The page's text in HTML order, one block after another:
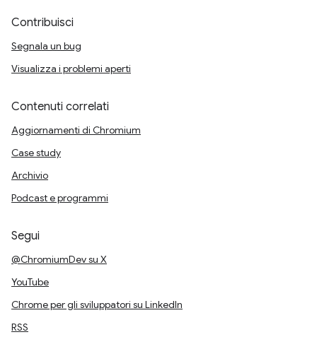
Contribuisci
Segnala un bug
Visualizza i problemi aperti
Contenuti correlati
Aggiornamenti di Chromium
Case study
Archivio
Podcast e programmi
Segui
@ChromiumDev su X
YouTube
Chrome per gli sviluppatori su LinkedIn
RSS